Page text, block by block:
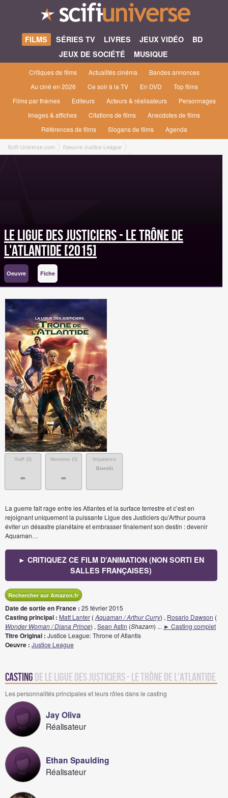
FILMS SÉRIES TV LIVRES JEUX VIDÉO
BD
JEUX DE SOCIÉTÉ
MUSIQUE
Critiques de films Actualités cinéma
Bandes annonces
Au ciné en 2026
Ce soir à la TV En DVD
Top films
Films par thèmes
Editeurs Acteurs & réalisateurs
Personnages
Images & affiches
Citations de films
Anecdotes de films
Références de films
Slogans de films Agenda
Scifi-Universe.com
l'oeuvre Justice League
non sortis en salles françaises Films d'animation
Le Ligue des justiciers - Le Trône de
l'Atlantide [2015]
Oeuvre Fiche
Staff (0)
-
Membres (0)
-
Impatience
Bientôt
La guerre fait rage entre les Atlantes et la surface terrestre et c’est en
rejoignant uniquement la puissante Ligue des Justiciers qu’Arthur pourra
éviter un désastre planétaire et embrasser finalement son destin : devenir
Aquaman…
► CRITIQUEZ CE FILM D'ANIMATION (NON SORTI EN
SALLES FRANÇAISES)
Rechercher sur Amazon.fr
Date de sortie en France : 25 février 2015
Casting principal : Matt Lanter (Aquaman / Arthur Curry) , Rosario Dawson (
Wonder Woman / Diana Prince) , Sean Astin (Shazam) ... ► Casting complet
Titre Original : Justice League: Throne of Atlantis
Oeuvre : Justice League
Casting de Le Ligue des justiciers - Le Trône de l'Atlantide
Les personnalités principales et leurs rôles dans le casting
Jay Oliva
Réalisateur
Ethan Spaulding
Réalisateur